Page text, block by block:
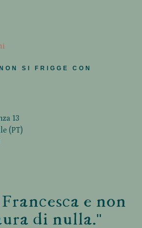
SI FRIGGE CON
13
(PT)
e non
di nulla."